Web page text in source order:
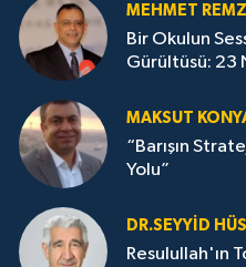
MEHMET
Bir Okulun
Gürültüsü: 23
MAKSUT
“Barışın
Yolu”
DR.SEYYID
Resulullah'ın